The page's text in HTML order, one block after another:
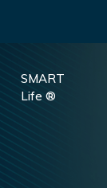
SMART
Life ®